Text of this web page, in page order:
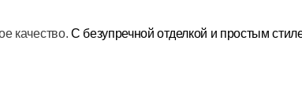
качество. С безупречной отделкой и простым